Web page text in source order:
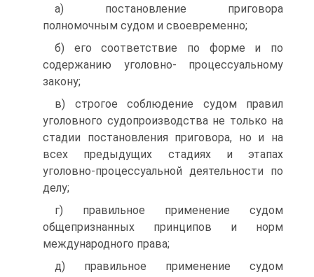
а) постановление приговора
полномочным судом и своевременно;
б) его соответствие по форме и по
содержанию уголовно- процессуальному
закону;
в) строгое соблюдение судом правил
уголовного судопроизводства не только на
стадии постановления приговора, но и на
всех предыдущих стадиях и этапах
уголовно-процессуальной деятельности по
делу;
г) правильное применение судом
общепризнанных принципов и норм
международного права;
д) правильное применение судом